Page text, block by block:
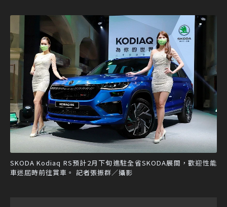
SKODA Kodiaq RS預計2月下旬進駐全省SKODA展間，歡迎性能
車迷屆時前往賞車。 記者張振群／攝影